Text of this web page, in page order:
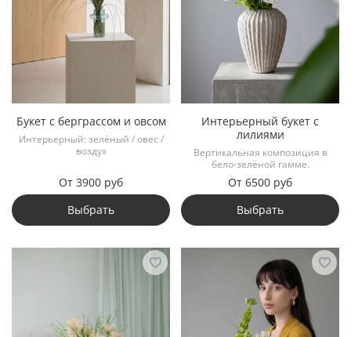
Букет с берграссом и овсом
Интерьерный: зелёный / овес /
воздух
От 3900 руб
Выбрать
Интерьерный букет с
лилиями
Вертикальная композиция в
бело-зелёной гамме.
От 6500 руб
Выбрать